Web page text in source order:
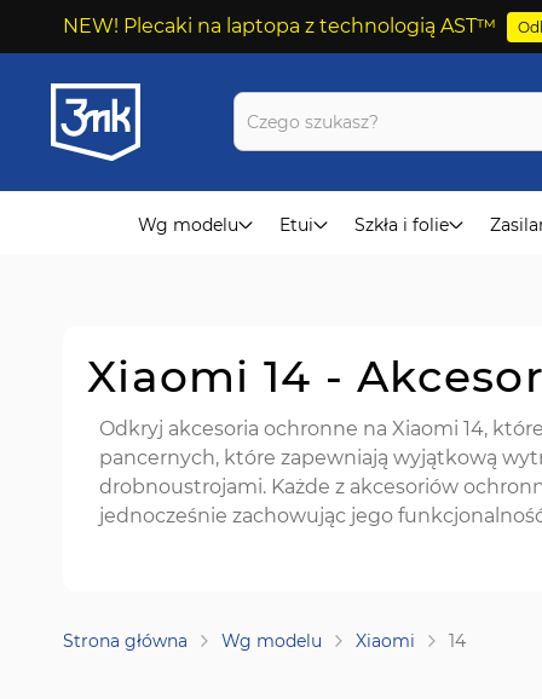
NEW! Plecaki na laptopa z technologią AST™
Przejdź
do
treści
Wg modelu Etui Szkła i folie
Xiaomi 14 -
Odkryj akcesoria ochronne na Xiaomi 14,
pancernych, które zapewniają wyjątkową
drobnoustrojami. Każde z akcesoriów
jednocześnie zachowując jego
Strona główna Wg modelu Xiaomi 14